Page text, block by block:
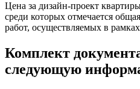
Цена за дизайн-проект
среди которых отмечается
работ, осуществляемых в
Комплект
следующую